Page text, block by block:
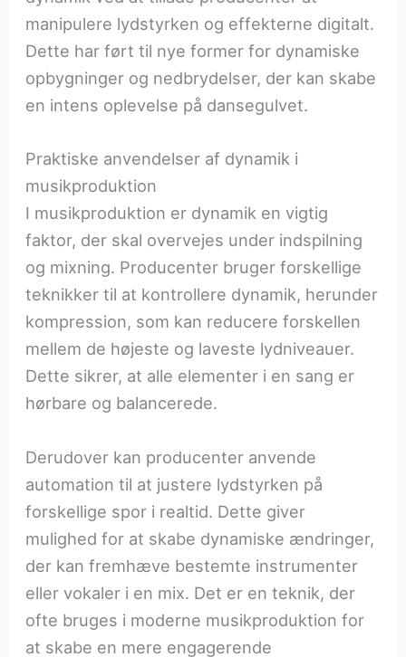
manipulere lydstyrken og effekterne digitalt.
Dette har ført til nye former for dynamiske
opbygninger og nedbrydelser, der kan skabe
en intens oplevelse på dansegulvet.
Praktiske anvendelser af dynamik i
musikproduktion
I musikproduktion er dynamik en vigtig
faktor, der skal overvejes under indspilning
og mixning. Producenter bruger forskellige
teknikker til at kontrollere dynamik, herunder
kompression, som kan reducere forskellen
mellem de højeste og laveste lydniveauer.
Dette sikrer, at alle elementer i en sang er
hørbare og balancerede.
Derudover kan producenter anvende
automation til at justere lydstyrken på
forskellige spor i realtid. Dette giver
mulighed for at skabe dynamiske ændringer,
der kan fremhæve bestemte instrumenter
eller vokaler i en mix. Det er en teknik, der
ofte bruges i moderne musikproduktion for
at skabe en mere engagerende